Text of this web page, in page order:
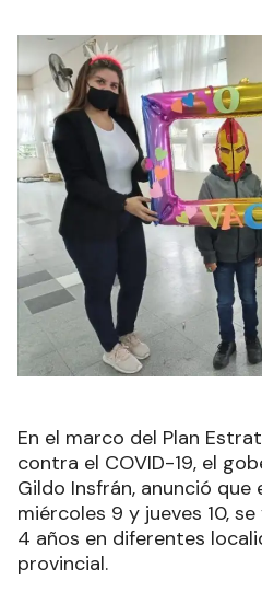
En el marco del Plan
contra el COVID-19, el
Gildo Insfrán, anunció
miércoles 9 y jueves 10,
4 años en diferentes
provincial.